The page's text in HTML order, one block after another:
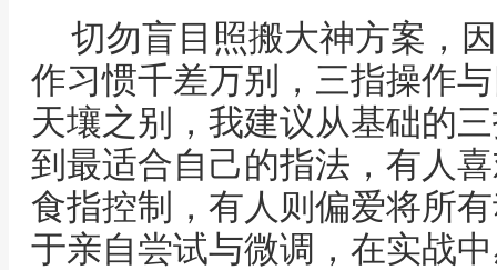
切勿盲目照搬大神方案，
作习惯千差万别，三指操作
天壤之别，我建议从基础的
到最适合自己的指法，有人
食指控制，有人则偏爱将所
于亲自尝试与微调，在实战